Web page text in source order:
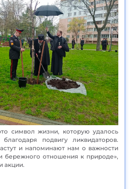
символ жизни, которую удалось
подвигу ликвидаторов.
и напоминают нам о важности
бережного отношения к природе»,
акции.